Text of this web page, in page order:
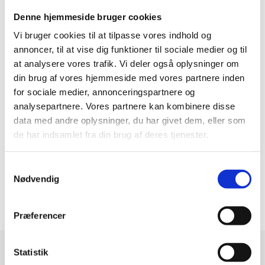
Denne hjemmeside bruger cookies
Vi bruger cookies til at tilpasse vores indhold og
annoncer, til at vise dig funktioner til sociale medier og til
at analysere vores trafik. Vi deler også oplysninger om
din brug af vores hjemmeside med vores partnere inden
for sociale medier, annonceringspartnere og
analysepartnere. Vores partnere kan kombinere disse
data med andre oplysninger, du har givet dem, eller som
de har indsamlet fra din brug af deres tjenester.
Nødvendig
Præferencer
Statistik
varme
Fartpilot adaptiv
Infocenter
Fjernbetjent
centrallås
Klimaanlæg 2-
zoner
Kørecomputer
Multifunktionsrat
Musikstreaming
via bluetooth
Navigation
for/bag
Udvendig
Kilometertal
90.000
Model årgang
2019
2019
Første reg. måned
1
Første reg. dag
1
1.
indregistreringsd
ato
1/1/2019
9,1s
Automatgear
UDVALGTE BILER